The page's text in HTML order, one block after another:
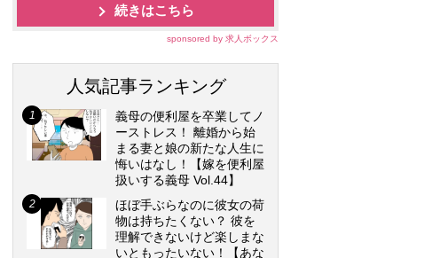
続きはこちら
sponsored by 求人ボックス
人気記事ランキング
義母の便利屋を卒業してノ
ーストレス！ 離婚から始
まる妻と娘の新たな人生に
悔いはなし！【嫁を便利屋
扱いする義母 Vol.44】
ほぼ手ぶらなのに彼女の荷
物は持ちたくない？ 彼を
理解できないけど楽しまな
いともったいない！【あな